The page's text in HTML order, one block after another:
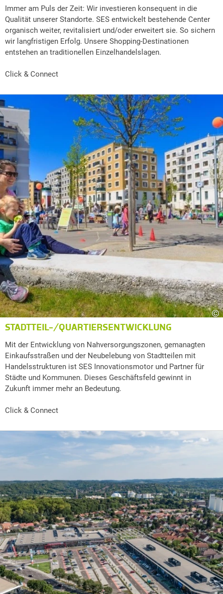
Immer am Puls der Zeit: Wir investieren konsequent in die
Qualität unserer Standorte. SES entwickelt bestehende Center
organisch weiter, revitalisiert und/oder erweitert sie. So sichern
wir langfristigen Erfolg. Unsere Shopping-Destinationen
entstehen an traditionellen Einzelhandelslagen.
Click & Connect
©
STADTTEIL-/QUARTIERSENTWICKLUNG
Mit der Entwicklung von Nahversorgungszonen, gemanagten
Einkaufsstraßen und der Neubelebung von Stadtteilen mit
Handelsstrukturen ist SES Innovationsmotor und Partner für
Städte und Kommunen. Dieses Geschäftsfeld gewinnt in
Zukunft immer mehr an Bedeutung.
Click & Connect